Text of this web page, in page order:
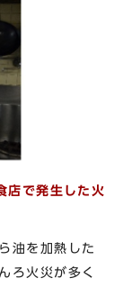
店で発生した火
油を加熱した
ろ火災が多く